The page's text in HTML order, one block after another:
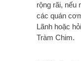
rộng rãi, nếu
các quán
Lãnh hoặc
Tràm Chim.